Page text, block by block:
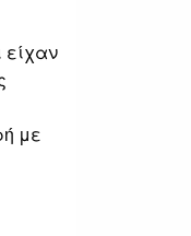
είχαν
με